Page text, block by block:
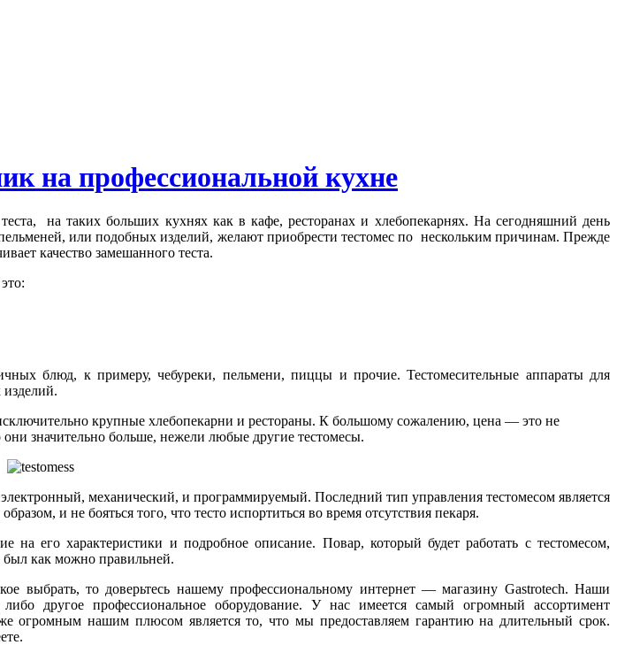
на профессиональной кухне
на таких больших кухнях как в кафе, ресторанах и хлебопекарнях. На сегодняшний день
или подобных изделий, желают приобрести тестомес по нескольким причинам. Прежде
качество замешанного теста.
блюд, к примеру, чебуреки, пельмени, пиццы и прочие. Тестомесительные аппараты для
изделий.
крупные хлебопекарни и рестораны. К большому сожалению, цена — это не
значительно больше, нежели любые другие тестомесы.
механический, и программируемый. Последний тип управления тестомесом является
и не бояться того, что тесто испортиться во время отсутствия пекаря.
на его характеристики и подробное описание. Повар, который будет работать с тестомесом,
был как можно правильней.
выбрать, то доверьтесь нашему профессиональному интернет — магазину Gastrotech. Наши
другое профессиональное оборудование. У нас имеется самый огромный ассортимент
огромным нашим плюсом является то, что мы предоставляем гарантию на длительный срок.